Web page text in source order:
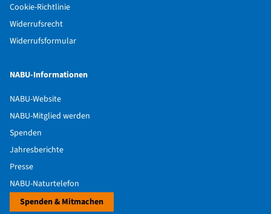
Cookie-Richtlinie
Widerrufsrecht
Widerrufsformular
NABU-Informationen
NABU-Website
NABU-Mitglied werden
Spenden
Jahresberichte
Presse
NABU-Naturtelefon
Spenden & Mitmachen